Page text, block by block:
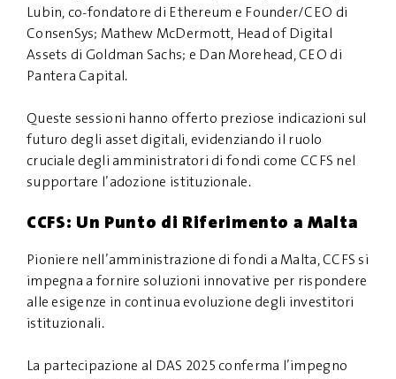
Lubin, co-fondatore di Ethereum e Founder/CEO di
ConsenSys; Mathew McDermott, Head of Digital
Assets di Goldman Sachs; e Dan Morehead, CEO di
Pantera Capital.
Queste sessioni hanno offerto preziose indicazioni sul
futuro degli asset digitali, evidenziando il ruolo
cruciale degli amministratori di fondi come CCFS nel
supportare l’adozione istituzionale.
CCFS: Un Punto di Riferimento a Malta
Pioniere nell’amministrazione di fondi a Malta, CCFS si
impegna a fornire soluzioni innovative per rispondere
alle esigenze in continua evoluzione degli investitori
istituzionali.
La partecipazione al DAS 2025 conferma l’impegno